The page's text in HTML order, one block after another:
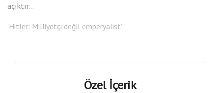
açıktır…
‘Hitler: Milliyetçi değil emperyalist’
Özel İçerik